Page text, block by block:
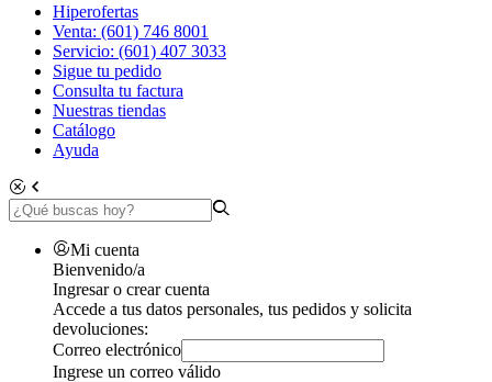
Hiperofertas
Venta: (601) 746 8001
Servicio: (601) 407 3033
Sigue tu pedido
Consulta tu factura
Nuestras tiendas
Catálogo
Ayuda
Mi cuenta
Bienvenido/a
Ingresar o crear cuenta
Accede a tus datos personales, tus pedidos y solicita
devoluciones:
Correo electrónico
Ingrese un correo válido